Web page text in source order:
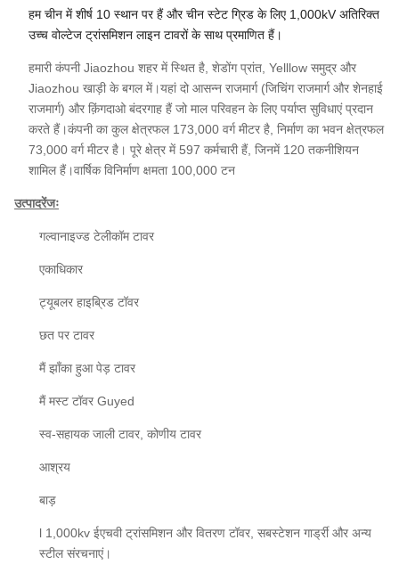
हम चीन में शीर्ष 10 स्थान पर हैं और चीन स्टेट ग्रिड के लिए 1,000kV अतिरिक्त
उच्च वोल्टेज ट्रांसमिशन लाइन टावरों के साथ प्रमाणित हैं।
हमारी कंपनी Jiaozhou शहर में स्थित है, शेडोंग प्रांत, Yelllow समुद्र और
Jiaozhou खाड़ी के बगल में।यहां दो आसन्न राजमार्ग (जिचिंग राजमार्ग और शेनहाई
राजमार्ग) और क़िंगदाओ बंदरगाह हैं जो माल परिवहन के लिए पर्याप्त सुविधाएं प्रदान
करते हैं।कंपनी का कुल क्षेत्रफल 173,000 वर्ग मीटर है, निर्माण का भवन क्षेत्रफल
73,000 वर्ग मीटर है। पूरे क्षेत्र में 597 कर्मचारी हैं, जिनमें 120 तकनीशियन
शामिल हैं।वार्षिक विनिर्माण क्षमता 100,000 टन
उत्पादरेंजः
गल्वानाइज्ड टेलीकॉम टावर
एकाधिकार
ट्यूबलर हाइब्रिड टॉवर
छत पर टावर
मैं झाँका हुआ पेड़ टावर
मैं मस्ट टॉवर Guyed
स्व-सहायक जाली टावर, कोणीय टावर
आश्रय
बाड़
l 1,000kv ईएचवी ट्रांसमिशन और वितरण टॉवर, सबस्टेशन गार्ड्री और अन्य
स्टील संरचनाएं।